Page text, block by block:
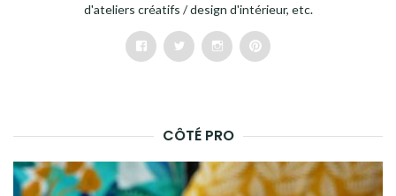
d'ateliers créatifs / design d'intérieur, etc.
FacebookTwitterInstagramPinterest
CÔTÉ PRO